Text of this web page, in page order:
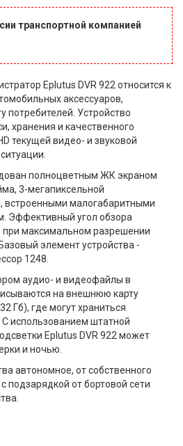
транспортной компанией
Eplutus DVR 922 относится к
аксессуаров,
потребителей. Устройство
хранения и качественного
текущей видео- и звуковой
полноцветным ЖК экраном
3-мегапиксельной
встроенными малогабаритными
Эффективный угол обзора
при максимальном разрешении
элемент устройства -
1248.
аудио- и видеофайлы в
на внешнюю карту
Гб), где могут храниться
использованием штатной
Eplutus DVR 922 может
и ночью.
автономное, от собственного
подзарядкой от бортовой сети